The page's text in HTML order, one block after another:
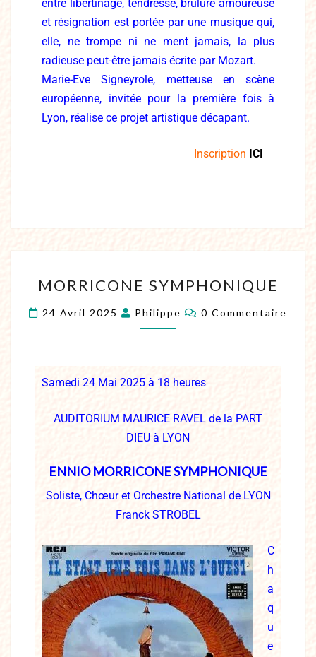
entre libertinage, tendresse, brûlure amoureuse
et résignation est portée par une musique qui,
elle, ne trompe ni ne ment jamais, la plus
radieuse peut-être jamais écrite par Mozart.
Marie-Eve Signeyrole, metteuse en scène
européenne, invitée pour la première fois à
Lyon, réalise ce projet artistique décapant.
Inscription ICI
MORRICONE SYMPHONIQUE
24 Avril 2025 Philippe 0 Commentaire
Samedi 24 Mai 2025 à 18 heures
AUDITORIUM MAURICE RAVEL de la PART
DIEU à LYON
ENNIO MORRICONE SYMPHONIQUE
Soliste, Chœur et Orchestre National de LYON
Franck STROBEL
C
h
a
q
u
e